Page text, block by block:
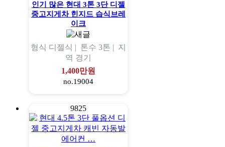
인기 많은 현대 3톤 3단 디젤
중고지게차 힌지드 습식브레
이크
형식 디젤식 | 톤수 3톤 | 지
역 경기
1,400만원
no.19004
9825